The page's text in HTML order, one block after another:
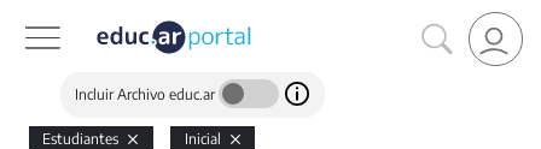
Incluir Archivo educ.ar
Estudiantes
Inicial